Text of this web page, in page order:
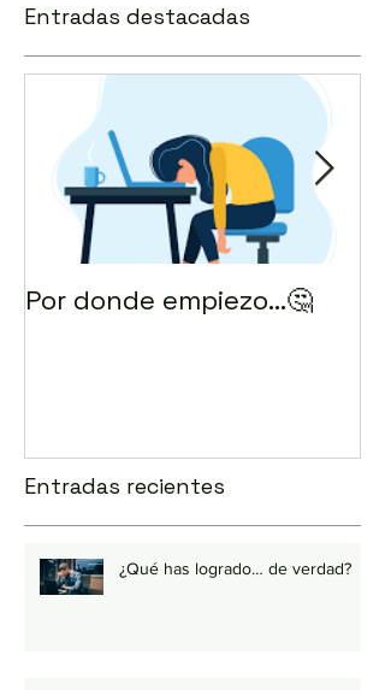
Entradas destacadas
Por donde empiezo…🤔
Entradas recientes
¿Qué has logrado… de verdad?